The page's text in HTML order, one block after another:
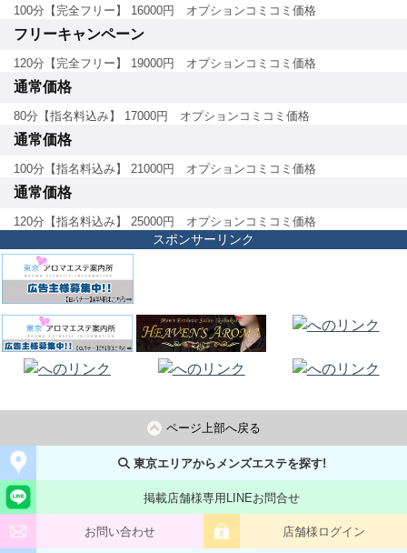
100分【完全フリー】 16000円 オプションコミコミ価格
フリーキャンペーン
120分【完全フリー】 19000円 オプションコミコミ価格
通常価格
80分【指名料込み】 17000円 オプションコミコミ価格
通常価格
100分【指名料込み】 21000円 オプションコミコミ価格
通常価格
120分【指名料込み】 25000円 オプションコミコミ価格
スポンサーリンク
ページ上部へ戻る
東京エリアからメンズエステを探す!
掲載店舗様専用LINEお問合せ
お問い合わせ 店舗様ログイン